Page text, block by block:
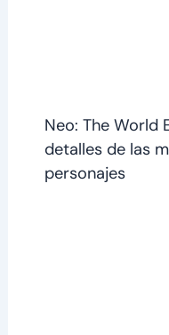
Neo: The World
detalles de las
personajes